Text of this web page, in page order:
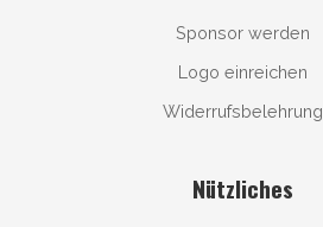
Sponsor werden
Logo einreichen
Widerrufsbelehrung
Nützliches